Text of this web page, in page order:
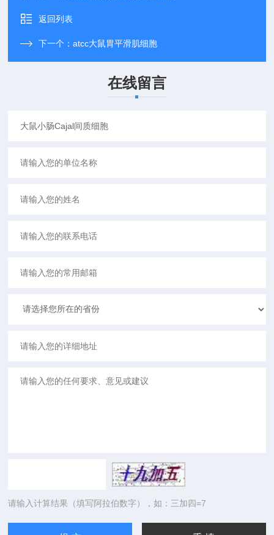
返回列表
下一个：atcc大鼠胃平滑肌细胞
在线留言
请输入计算结果（填写阿拉伯数字），如：三加四=7